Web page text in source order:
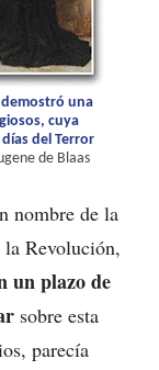
una
cuya
del Terror
de Blaas
nombre de la
Revolución,
un plazo de
sobre esta
parecía